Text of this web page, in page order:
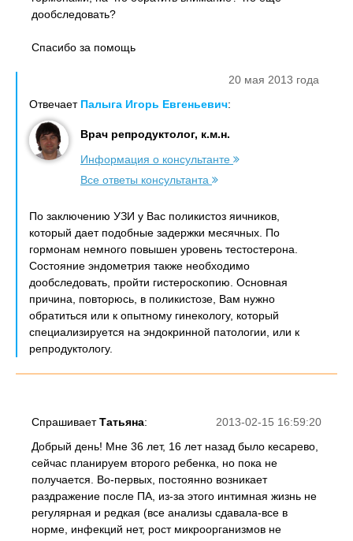
дообследовать?
Спасибо за помощь
20 мая 2013 года
Отвечает Палыга Игорь Евгеньевич:
Врач репродуктолог, к.м.н.
Информация о консультанте
Все ответы консультанта
По заключению УЗИ у Вас поликистоз яичников,
который дает подобные задержки месячных. По
гормонам немного повышен уровень тестостерона.
Состояние эндометрия также необходимо
дообследовать, пройти гистероскопию. Основная
причина, повторюсь, в поликистозе, Вам нужно
обратиться или к опытному гинекологу, который
специализируется на эндокринной патологии, или к
репродуктологу.
2013-02-15 16:59:20
СпрашиваетТатьяна:
Добрый день! Мне 36 лет, 16 лет назад было кесарево,
сейчас планируем второго ребенка, но пока не
получается. Во-первых, постоянно возникает
раздражение после ПА, из-за этого интимная жизнь не
регулярная и редкая (все анализы сдавала-все в
норме, инфекций нет, рост микроорганизмов не